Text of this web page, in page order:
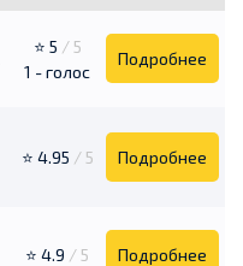
⭐ 5 / 5
1 - голос
Подробнее
⭐ 4.95 / 5 Подробнее
⭐ 4.9 / 5 Подробнее